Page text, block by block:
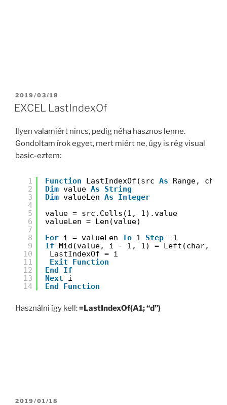
POSTED
ON
2019/03/18
EXCEL LastIndexOf
Ilyen valamiért nincs, pedig néha hasznos lenne.
Gondoltam írok egyet, mert miért ne, úgy is rég visual
basic-eztem:
1
2
3
4
5
6
7
8
9
10
11
12
13
14
Function LastIndexOf(src As
Range, char
Dim value As
String
Dim valueLen As
Integer
value = src.Cells(1, 1).value
valueLen = Len(value)
For i = valueLen To 1 Step
-1
If Mid(value, i - 1, 1) = Left(char, 1)
LastIndexOf = i
Exit
Function
End
If
Next
i
End
Function
Használni így kell:=LastIndexOf(A1; “d”)
POSTED
2019/01/18